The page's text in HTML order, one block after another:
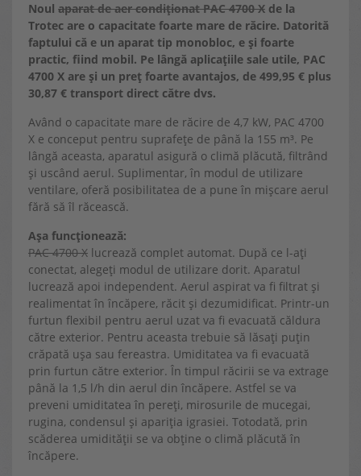
Noul aparat de aer condiționat PAC 4700 X de la
Trotec are o capacitate foarte mare de răcire. Datorită
faptului că e un aparat tip monobloc, e și foarte
practic, fiind mobil. Pe lângă aplicațiile sale utile, PAC
4700 X are și un preț foarte avantajos, de 499,95 € plus
30,87 € transport direct către dvs.
Având o capacitate mare de răcire de 4,7 kW, PAC 4700
X e conceput pentru suprafețe de până la 155 m³. Pe
lângă aceasta, aparatul asigură o climă plăcută, filtrând
și uscând aerul. Suplimentar, în modul de utilizare
ventilare, oferă posibilitatea de a pune în mișcare aerul
fără să îl răcească.
Așa funcționează:
PAC 4700 X lucrează complet automat. După ce l-ați
conectat, alegeți modul de utilizare dorit. Aparatul
lucrează apoi independent. Aerul aspirat va fi filtrat și
realimentat în încăpere, răcit și dezumidificat. Printr-un
furtun flexibil pentru aerul uzat va fi evacuată căldura
către exterior. Pentru aceasta trebuie să lăsați puțin
crăpată ușa sau fereastra. Umiditatea va fi evacuată
prin furtun către exterior. În timpul răcirii se va extrage
până la 1,5 l/h din aerul din încăpere. Astfel se va
preveni umiditatea în pereți, mirosurile de mucegai,
rugina, condensul și apariția igrasiei. Totodată, prin
scăderea umidității se va obține o climă plăcută în
încăpere.